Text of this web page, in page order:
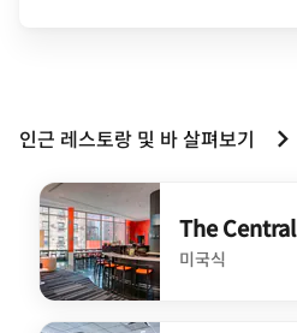
인근 레스토랑 및 바 살펴보기
The Central
미국식